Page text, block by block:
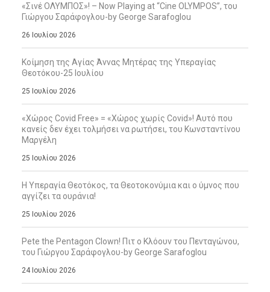
«Σινέ ΟΛΥΜΠΟΣ»! – Now Playing at “Cine OLYMPOS”, του
Γιώργου Σαράφογλου-by George Sarafoglou
26 Ιουλίου 2026
Κοίμηση της Αγίας Άννας Μητέρας της Υπεραγίας
Θεοτόκου-25 Ιουλίου
25 Ιουλίου 2026
«Χώρος Covid Free» = «Χώρος χωρίς Covid»! Αυτό που
κανείς δεν έχει τολμήσει να ρωτήσει, του Κωνσταντίνου
Μαργέλη
25 Ιουλίου 2026
Η Υπεραγία Θεοτόκος, τα Θεοτοκονύμια και ο ύμνος που
αγγίζει τα ουράνια!
25 Ιουλίου 2026
Pete the Pentagon Clown! Πιτ ο Κλόουν του Πενταγώνου,
του Γιώργου Σαράφογλου-by George Sarafoglou
24 Ιουλίου 2026